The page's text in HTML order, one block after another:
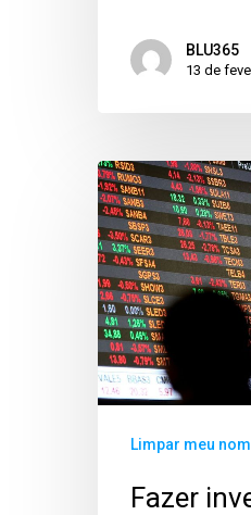
BLU365
13 de
Limpar meu
Fazer